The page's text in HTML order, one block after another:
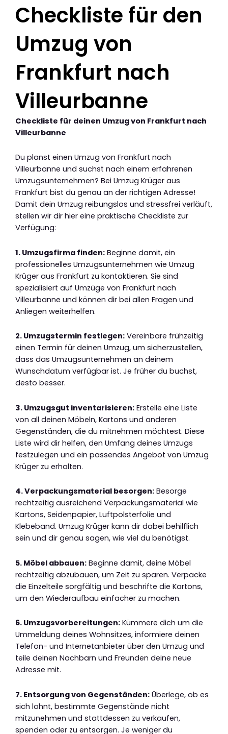
Checkliste für den
Umzug von
Frankfurt nach
Villeurbanne
Checkliste für deinen Umzug von Frankfurt nach
Villeurbanne
Du planst einen Umzug von Frankfurt nach
Villeurbanne und suchst nach einem erfahrenen
Umzugsunternehmen? Bei Umzug Krüger aus
Frankfurt bist du genau an der richtigen Adresse!
Damit dein Umzug reibungslos und stressfrei verläuft,
stellen wir dir hier eine praktische Checkliste zur
Verfügung:
1. Umzugsfirma finden: Beginne damit, ein
professionelles Umzugsunternehmen wie Umzug
Krüger aus Frankfurt zu kontaktieren. Sie sind
spezialisiert auf Umzüge von Frankfurt nach
Villeurbanne und können dir bei allen Fragen und
Anliegen weiterhelfen.
2. Umzugstermin festlegen: Vereinbare frühzeitig
einen Termin für deinen Umzug, um sicherzustellen,
dass das Umzugsunternehmen an deinem
Wunschdatum verfügbar ist. Je früher du buchst,
desto besser.
3. Umzugsgut inventarisieren: Erstelle eine Liste
von all deinen Möbeln, Kartons und anderen
Gegenständen, die du mitnehmen möchtest. Diese
Liste wird dir helfen, den Umfang deines Umzugs
festzulegen und ein passendes Angebot von Umzug
Krüger zu erhalten.
4. Verpackungsmaterial besorgen: Besorge
rechtzeitig ausreichend Verpackungsmaterial wie
Kartons, Seidenpapier, Luftpolsterfolie und
Klebeband. Umzug Krüger kann dir dabei behilflich
sein und dir genau sagen, wie viel du benötigst.
5. Möbel abbauen: Beginne damit, deine Möbel
rechtzeitig abzubauen, um Zeit zu sparen. Verpacke
die Einzelteile sorgfältig und beschrifte die Kartons,
um den Wiederaufbau einfacher zu machen.
6. Umzugsvorbereitungen: Kümmere dich um die
Ummeldung deines Wohnsitzes, informiere deinen
Telefon- und Internetanbieter über den Umzug und
teile deinen Nachbarn und Freunden deine neue
Adresse mit.
7. Entsorgung von Gegenständen: Überlege, ob es
sich lohnt, bestimmte Gegenstände nicht
mitzunehmen und stattdessen zu verkaufen,
spenden oder zu entsorgen. Je weniger du